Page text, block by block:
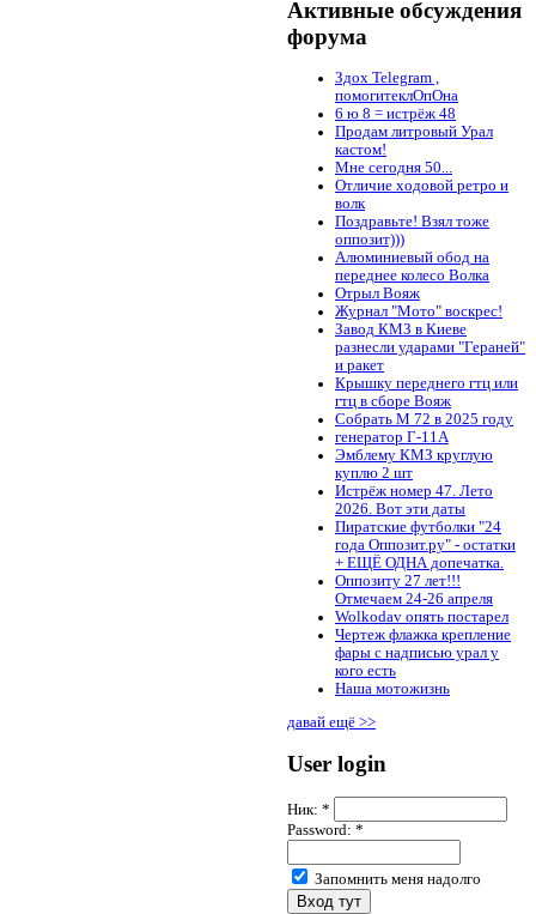
Активные обсуждения
форума
Здох Telegram ,
помогитеклОпОна
6 ю 8 = истрёж 48
Продам литровый Урал
кастом!
Мне сегодня 50...
Отличие ходовой ретро и
волк
Поздравьте! Взял тоже
оппозит)))
Алюминиевый обод на
переднее колесо Волка
Отрыл Вояж
Журнал "Мото" воскрес!
Завод КМЗ в Киеве
разнесли ударами "Гераней"
и ракет
Крышку переднего гтц или
гтц в сборе Вояж
Собрать М 72 в 2025 году
генератор Г-11А
Эмблему КМЗ круглую
куплю 2 шт
Истрёж номер 47. Лето
2026. Вот эти даты
Пиратские футболки "24
года Оппозит.ру" - остатки
+ ЕЩЁ ОДНА допечатка.
Оппозиту 27 лет!!!
Отмечаем 24-26 апреля
Wolkodav опять постарел
Чертеж флажка крепление
фары с надписью урал у
кого есть
Наша мотожизнь
давай ещё >>
User login
Ник: *
Password: *
Запомнить меня надолго